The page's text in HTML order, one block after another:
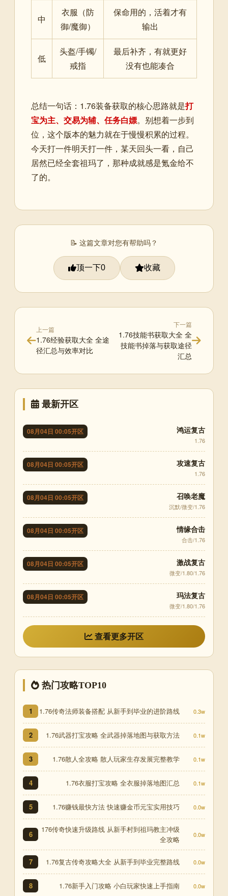
中
衣服（防
御/魔御）
保命用的，活着才有
输出
低
头盔/手镯/
戒指
最后补齐，有就更好
没有也能凑合
总结一句话：1.76装备获取的核心思路就是打
宝为主、交易为辅、任务白嫖。别想着一步到
位，这个版本的魅力就在于慢慢积累的过程。
今天打一件明天打一件，某天回头一看，自己
居然已经全套祖玛了，那种成就感是氪金给不
了的。
📝 这篇文章对您有帮助吗？
顶一下0 收藏
上一篇
1.76经验获取大全 全途
径汇总与效率对比
下一篇
1.76技能书获取大全 全
技能书掉落与获取途径
汇总
最新开区
08月04日 00:05开区 鸿运复古
1.76
08月04日 00:05开区 攻速复古
1.76
08月04日 00:05开区 召唤老魔
沉默/微变/1.76
08月04日 00:05开区 情缘合击
合击/1.76
08月04日 00:05开区 激战复古
微变/1.80/1.76
08月04日 00:05开区 玛法复古
微变/1.80/1.76
查看更多开区
热门攻略TOP10
1 1.76传奇法师装备搭配 从新手到毕业的进阶路线 0.3w
2 1.76武器打宝攻略 全武器掉落地图与获取方法 0.1w
3 1.76散人全攻略 散人玩家生存发展完整教学 0.1w
4 1.76衣服打宝攻略 全衣服掉落地图汇总 0.1w
5 1.76赚钱最快方法 快速赚金币元宝实用技巧 0.0w
6
176传奇快速升级路线 从新手村到祖玛教主冲级
全攻略
0.0w
7 1.76复古传奇攻略大全 从新手到毕业完整路线 0.0w
8 1.76新手入门攻略 小白玩家快速上手指南 0.0w